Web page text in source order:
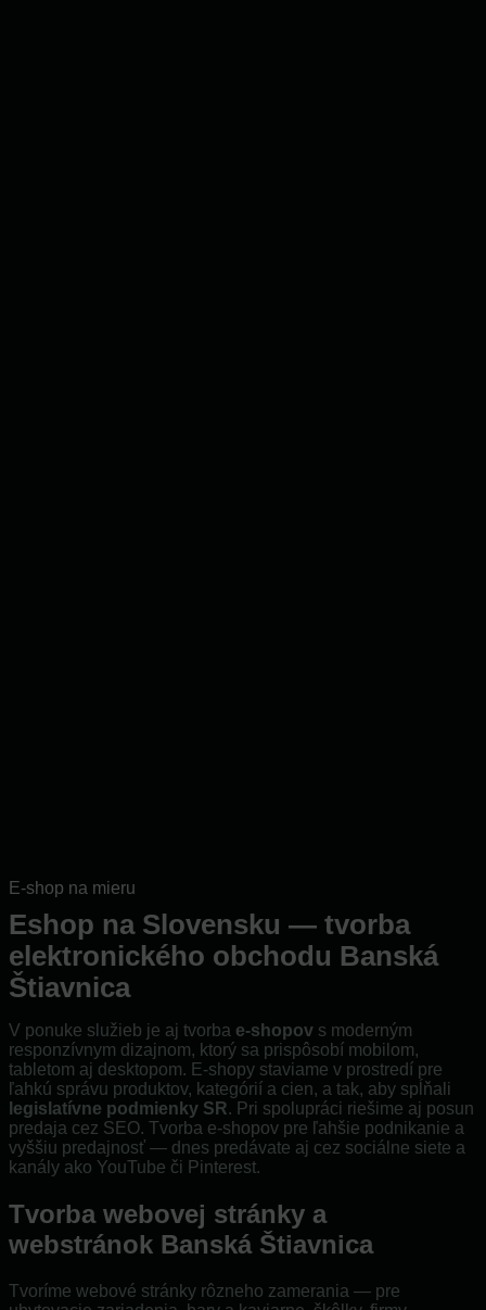
E-shop na mieru
Eshop na Slovensku — tvorba
elektronického obchodu Banská
Štiavnica
V ponuke služieb je aj tvorba e-shopov s moderným
responzívnym dizajnom, ktorý sa prispôsobí mobilom,
tabletom aj desktopom. E-shopy staviame v prostredí pre
ľahkú správu produktov, kategórií a cien, a tak, aby spĺňali
legislatívne podmienky SR. Pri spolupráci riešime aj posun
predaja cez SEO. Tvorba e-shopov pre ľahšie podnikanie a
vyššiu predajnosť — dnes predávate aj cez sociálne siete a
kanály ako YouTube či Pinterest.
Tvorba webovej stránky a
webstránok Banská Štiavnica
Tvoríme webové stránky rôzneho zamerania — pre